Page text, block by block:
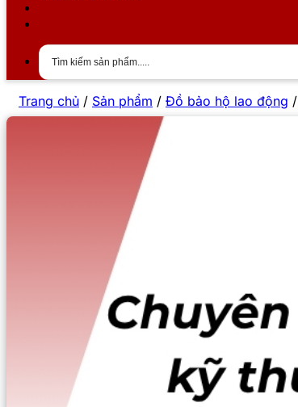
Trang chủ / Sản phẩm / Đồ bảo hộ lao động /